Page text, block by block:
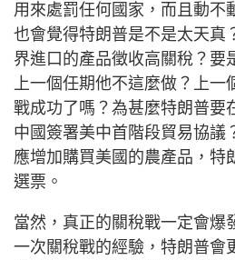
用來處罰任何國家，而且動不
也會覺得特朗普是不是太天真
界進口的產品徵收高關稅？要
上一個任期他不這麼做？上一
戰成功了嗎？為甚麼特朗普要
中國簽署美中首階段貿易協議
應增加購買美國的農產品，特
選票。
當然，真正的關稅戰一定會爆
一次關稅戰的經驗，特朗普會